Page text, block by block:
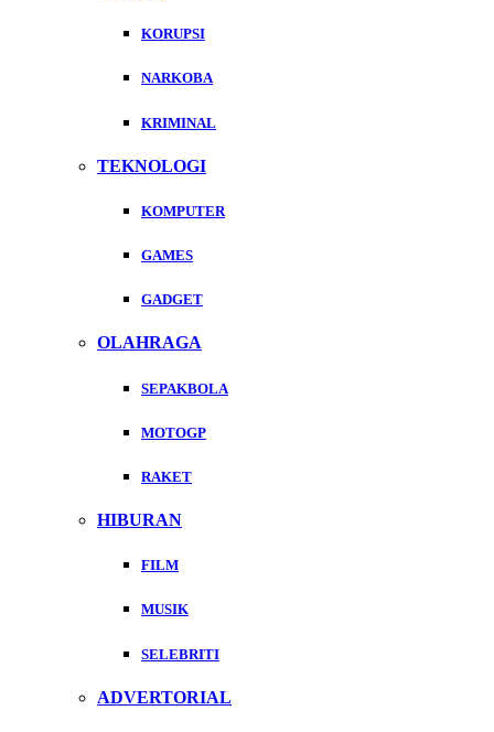
KORUPSI
NARKOBA
KRIMINAL
TEKNOLOGI
KOMPUTER
GAMES
GADGET
OLAHRAGA
SEPAKBOLA
MOTOGP
RAKET
HIBURAN
FILM
MUSIK
SELEBRITI
ADVERTORIAL